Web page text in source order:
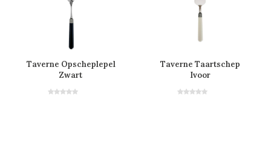
Taverne Opscheplepel
Zwart
Taverne Taartschep
Ivoor